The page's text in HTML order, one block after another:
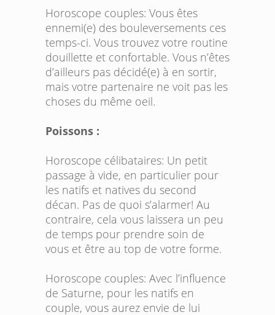
Horoscope couples: Vous êtes
ennemi(e) des bouleversements ces
temps-ci. Vous trouvez votre routine
douillette et confortable. Vous n’êtes
d’ailleurs pas décidé(e) à en sortir,
mais votre partenaire ne voit pas les
choses du même oeil.
Poissons :
Horoscope célibataires: Un petit
passage à vide, en particulier pour
les natifs et natives du second
décan. Pas de quoi s’alarmer! Au
contraire, cela vous laissera un peu
de temps pour prendre soin de
vous et être au top de votre forme.
Horoscope couples: Avec l’influence
de Saturne, pour les natifs en
couple, vous aurez envie de lui